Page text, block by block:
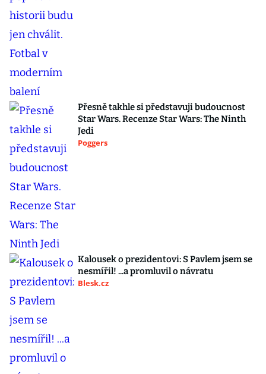
Přesně takhle si představuji budoucnost
Star Wars. Recenze Star Wars: The Ninth
Jedi
Poggers
Kalousek o prezidentovi: S Pavlem jsem se
nesmířil! ...a promluvil o návratu
Blesk.cz